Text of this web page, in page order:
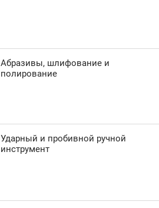
Абразивы, шлифование и
полирование
Ударный и пробивной ручной
инструмент